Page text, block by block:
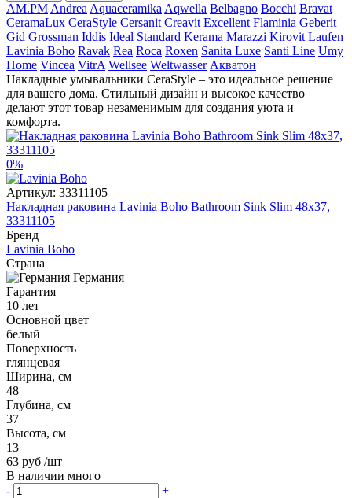
AM.PM Andrea Aquaceramika Aqwella Belbagno Bocchi Bravat
CeramaLux CeraStyle Cersanit Creavit Excellent Flaminia Geberit
Gid Grossman Iddis Ideal Standard Kerama Marazzi Kirovit Laufen
Lavinia Boho Ravak Rea Roca Roxen Sanita Luxe Santi Line Umy
Home Vincea VitrA Wellsee Weltwasser Акватон
Накладные умывальники CeraStyle – это идеальное решение
для вашего дома. Стильный дизайн и высокое качество
делают этот товар незаменимым для создания уюта и
комфорта.
0%
Артикул: 33311105
Накладная раковина Lavinia Boho Bathroom Sink Slim 48x37,
33311105
Бренд
Lavinia Boho
Страна
Германия
Гарантия
10 лет
Основной цвет
белый
Поверхность
глянцевая
Ширина, см
48
Глубина, см
37
Высота, см
13
63 руб /шт
В наличии много
-
+